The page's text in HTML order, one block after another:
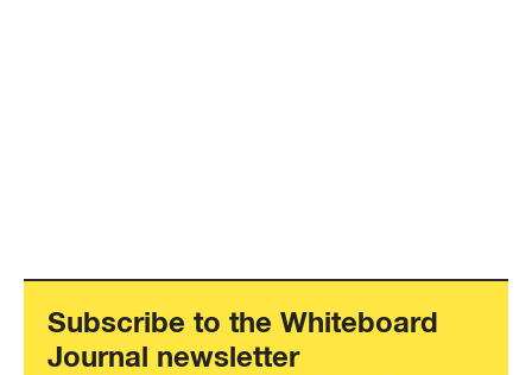
Subscribe to the Whiteboard
Journal newsletter